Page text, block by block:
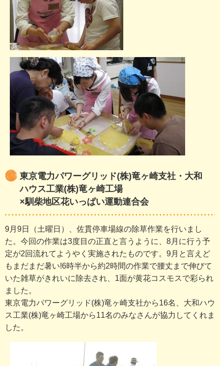
東京電力パワーグリッド(株)竜ヶ崎支社・大和
ハウス工業(株)竜ヶ崎工場
×馴柴地区花いっぱい運動連合会
9月9日（土曜日）、佐貫停車場線の除草作業を行いまし
た。今回の作業は3度目の正直と言うように、8月に行う予
定が2回流れてようやく実施されたものです。9月と言えど
もまだまだ暑い!6時半から約2時間の作業で腰丈まで伸びて
いた雑草がきれいに除去され、1面が黄花コスモスで彩られ
ました。
東京電力パワーグリッド(株)竜ヶ崎支社から16名、大和ハウ
ス工業(株)竜ヶ崎工場から11名のみなさんが協力してくれま
した。